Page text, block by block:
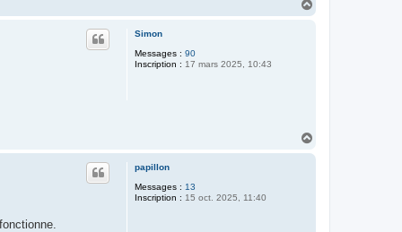
Simon
Messages : 90
Inscription : 17 mars 2025, 10:43
papillon
Messages : 13
Inscription : 15 oct. 2025, 11:40